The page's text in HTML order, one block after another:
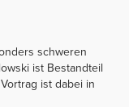
schweren
ist Bestandteil
ist dabei in